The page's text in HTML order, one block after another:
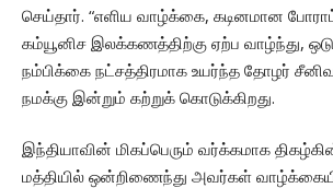
செய்தார். “எளிய வாழ்க்கை, கடினமான
கம்யூனிச இலக்கணத்திற்கு ஏற்ப வாழ்ந்து,
நம்பிக்கை நட்சத்திரமாக உயர்ந்த தோழர்
நமக்கு இன்றும் கற்றுக் கொடுக்கிறது.
இந்தியாவின் மிகப்பெரும் வர்க்கமாக
மத்தியில் ஒன்றிணைந்து அவர்கள்